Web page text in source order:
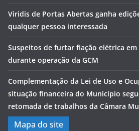
Viridis de Portas Abertas ganha
qualquer pessoa interessada
Suspeitos de furtar fiação elétrica em
durante operação da GCM
Complementação da Lei de Uso e
situação financeira do Município
retomada de trabalhos da Câmara
Mapa do site